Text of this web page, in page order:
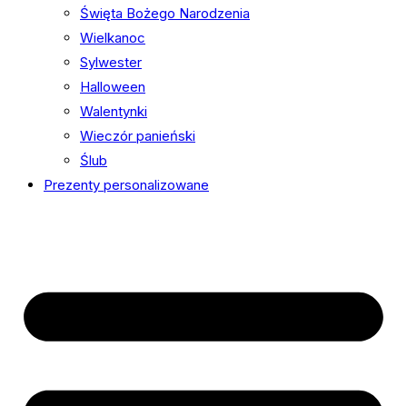
Święta Bożego Narodzenia
Wielkanoc
Sylwester
Halloween
Walentynki
Wieczór panieński
Ślub
Prezenty personalizowane